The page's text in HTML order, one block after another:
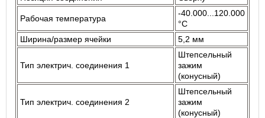
Рабочая температура
-40.000...120.000
°C
Ширина/размер ячейки
5,2 мм
Тип электрич. соединения 1
Штепсельный
зажим
(конусный)
Тип электрич. соединения 2
Штепсельный
зажим
(конусный)